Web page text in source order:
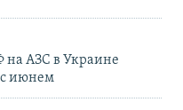
на АЗС в Украине
с июнем